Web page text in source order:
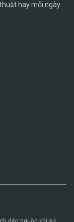
hay mỗi ngày